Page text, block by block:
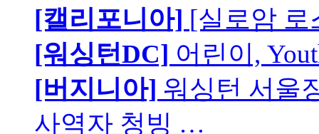
[캘리포니아] [실로암 로
[워싱턴DC] 어린이,
[버지니아] 워싱턴 서울
사역자 청빙 …